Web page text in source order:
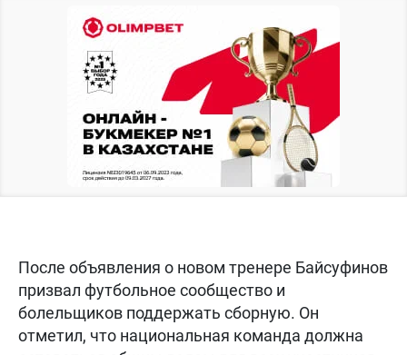
После объявления о новом тренере Байсуфинов
призвал футбольное сообщество и
болельщиков поддержать сборную. Он
отметил, что национальная команда должна